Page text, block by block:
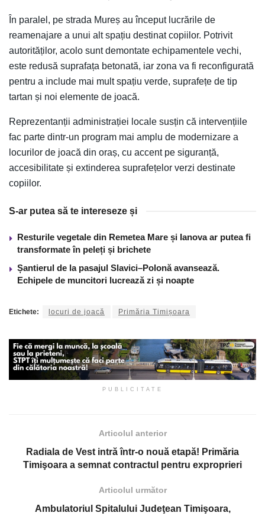
În paralel, pe strada Mureș au început lucrările de
reamenajare a unui alt spațiu destinat copiilor. Potrivit
autorităților, acolo sunt demontate echipamentele vechi,
este redusă suprafața betonată, iar zona va fi reconfigurată
pentru a include mai mult spațiu verde, suprafețe de tip
tartan și noi elemente de joacă.
Reprezentanții administrației locale susțin că intervențiile
fac parte dintr-un program mai amplu de modernizare a
locurilor de joacă din oraș, cu accent pe siguranță,
accesibilitate și extinderea suprafețelor verzi destinate
copiilor.
S-ar putea să te intereseze și
Resturile vegetale din Remetea Mare și Ianova ar putea fi
transformate în peleți și brichete
Șantierul de la pasajul Slavici–Polonă avansează.
Echipele de muncitori lucrează zi și noapte
Etichete: locuri de joacă Primăria Timișoara
PUBLICITATE
Articolul anterior
Radiala de Vest intră într-o nouă etapă! Primăria
Timişoara a semnat contractul pentru exproprieri
Articolul următor
Ambulatoriul Spitalului Judeţean Timişoara,